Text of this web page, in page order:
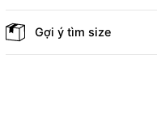
Gợi ý tìm size